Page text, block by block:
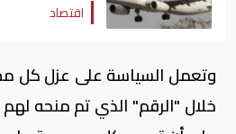
اقتصاد
وتعمل السياسة على عزل كل
خلال "الرقم" الذي تم منحه لهم